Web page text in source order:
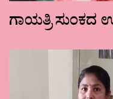
ಗಾಯತ್ರಿ ಸುಂಕದ